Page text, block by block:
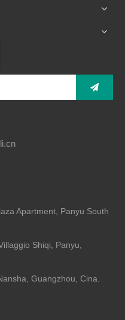
Apartment, Panyu South
Shiqi, Panyu,
Guangzhou, Cina.